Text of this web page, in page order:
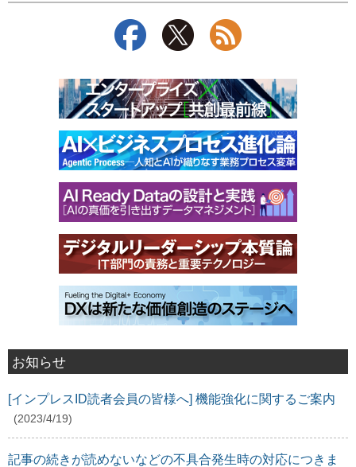
お知らせ
[インプレスID読者会員の皆様へ] 機能強化に関するご案内
(2023/4/19)
記事の続きが読めないなどの不具合発生時の対応につきま